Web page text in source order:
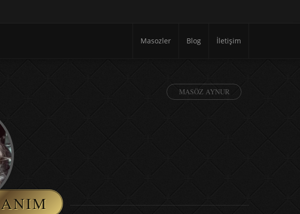
Masozler Blog İletişim
MASÖZ AYNUR